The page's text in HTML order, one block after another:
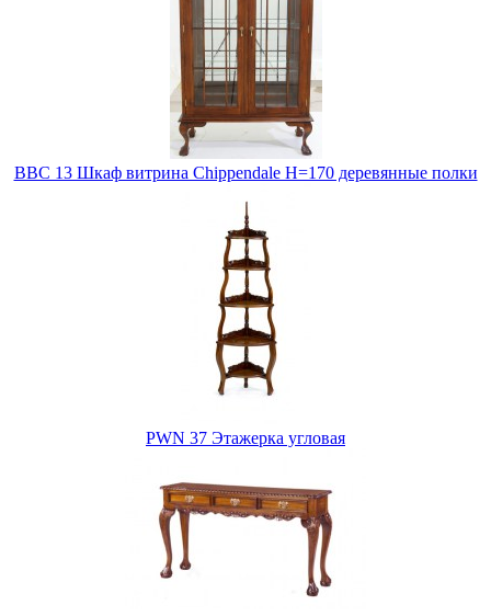
BBC 13 Шкаф витрина Chippendale H=170 деревянные полки
PWN 37 Этажерка угловая